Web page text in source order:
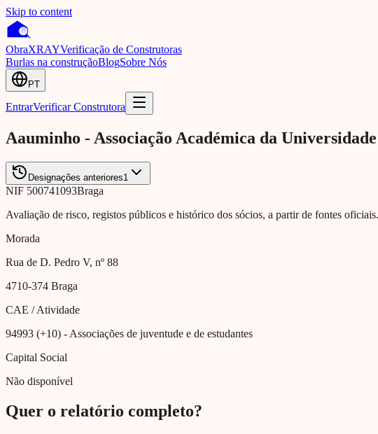
Skip to content
ObraXRAYVerificação de Construtoras
Burlas na construçãoBlogSobre Nós
PT
EntrarVerificar Construtora
Aauminho - Associação Académica da
Designações anteriores1
NIF 500741093Braga
Avaliação de risco, registos públicos e histórico dos sócios, a partir de fontes
Morada
Rua de D. Pedro V, nº 88
4710-374 Braga
CAE / Atividade
94993 (+10) - Associações de juventude e de estudantes
Capital Social
Não disponível
Quer o relatório completo?